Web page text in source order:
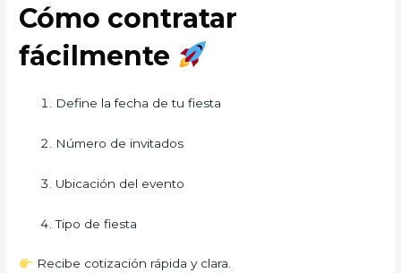
Cómo contratar
fácilmente
Define la fecha de tu fiesta
Número de invitados
Ubicación del evento
Tipo de fiesta
Recibe cotización rápida y clara.